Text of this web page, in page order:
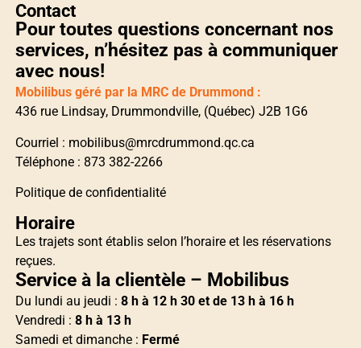
Contact
Pour toutes questions concernant nos
services, n’hésitez pas à communiquer
avec nous!
Mobilibus géré par la MRC de Drummond :
436 rue Lindsay, Drummondville, (Québec) J2B 1G6
Courriel : mobilibus@mrcdrummond.qc.ca
Téléphone : 873 382-2266
Politique de confidentialité
Horaire
Les trajets sont établis selon l’horaire et les réservations
reçues.
Service à la clientèle – Mobilibus
Du lundi au jeudi : 8 h à 12 h 30 et de 13 h à 16 h
Vendredi : 8 h à 13 h
Samedi et dimanche : Fermé